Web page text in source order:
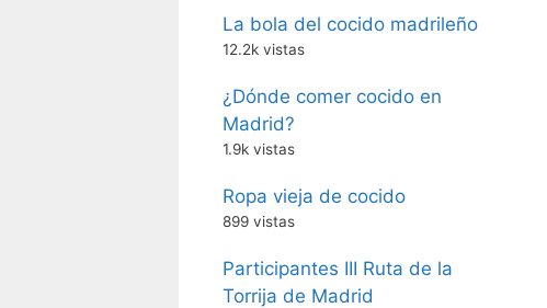
La bola del cocido madrileño
12.2k vistas
¿Dónde comer cocido en
Madrid?
1.9k vistas
Ropa vieja de cocido
899 vistas
Participantes III Ruta de la
Torrija de Madrid